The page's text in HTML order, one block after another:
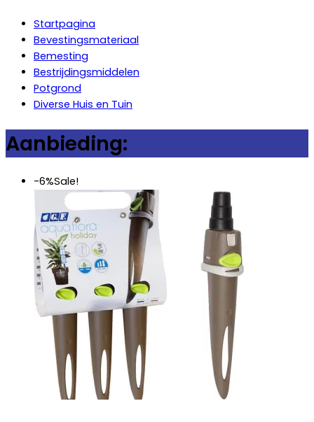
Startpagina
Bevestingsmateriaal
Bemesting
Bestrijdingsmiddelen
Potgrond
Diverse Huis en Tuin
Aanbieding:
-6%Sale!